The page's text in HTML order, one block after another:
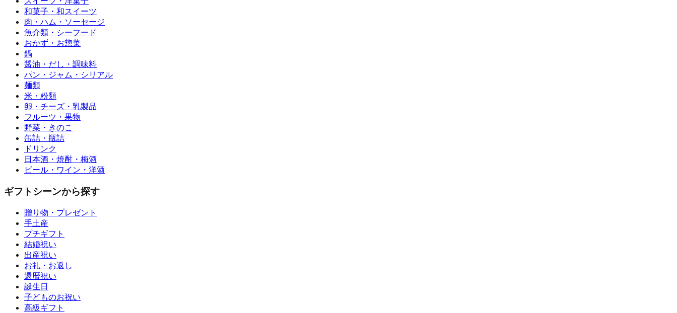
和菓子・和スイーツ
肉・ハム・ソーセージ
魚介類・シーフード
おかず・お惣菜
鍋
醤油・だし・調味料
パン・ジャム・シリアル
麺類
米・粉類
卵・チーズ・乳製品
フルーツ・果物
野菜・きのこ
缶詰・瓶詰
ドリンク
日本酒・焼酎・梅酒
ビール・ワイン・洋酒
ギフトシーンから探す
贈り物・プレゼント
手土産
プチギフト
結婚祝い
出産祝い
お礼・お返し
還暦祝い
誕生日
子どものお祝い
高級ギフト